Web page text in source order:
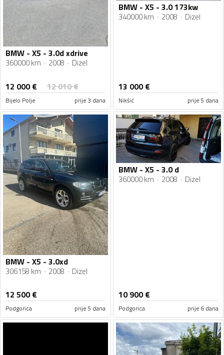
BMW - X5 - 3.0d xdrive
360000 km 2008 Dizel
12 000€ 12 010€
Bijelo Polje prije 3 dana
BMW - X5 - 3.0 173kw
340000 km 2008 Dizel
13 000€
Nikšić prije 5 dana
BMW - X5 - 3.0xd
306158 km 2008 Dizel
12 500€
Podgorica prije 5 dana
BMW - X5 - 3.0 d
360000 km 2008 Dizel
10 900€
Podgorica prije 6 dana